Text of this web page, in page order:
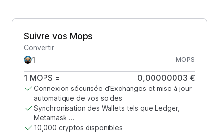
Suivre vos Mops
Convertir
MOPS
1 MOPS = 0,00000003 €
Connexion sécurisée d’Exchanges et mise à jour
automatique de vos soldes
Synchronisation des Wallets tels que Ledger,
Metamask ...
10,000 cryptos disponibles